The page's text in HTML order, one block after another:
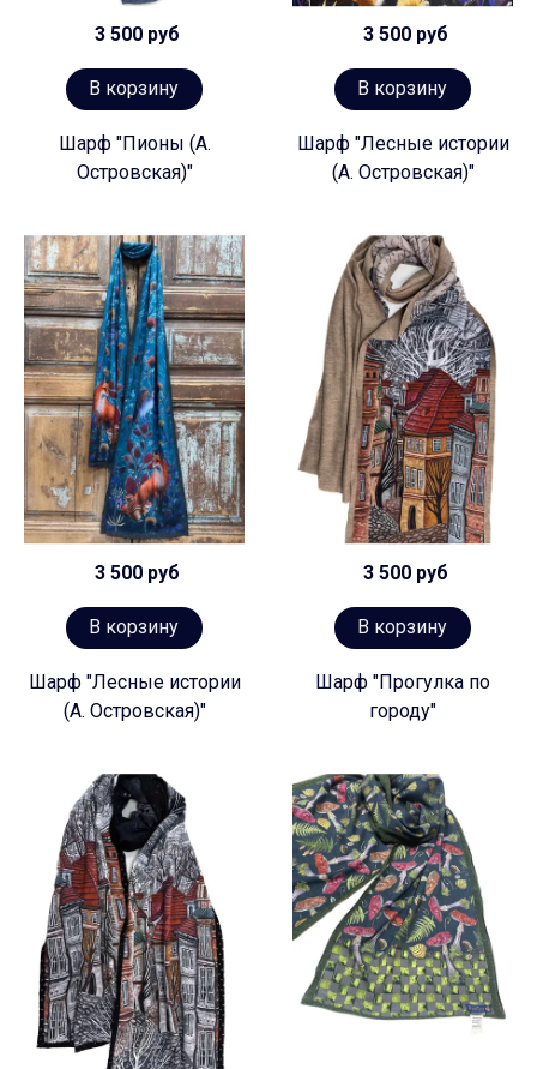
3 500 руб
В корзину
Шарф "Пионы (А.
Островская)"
3 500 руб
В корзину
Шарф "Лесные истории
(А. Островская)"
3 500 руб
В корзину
Шарф "Лесные истории
(А. Островская)"
3 500 руб
В корзину
Шарф "Прогулка по
городу"